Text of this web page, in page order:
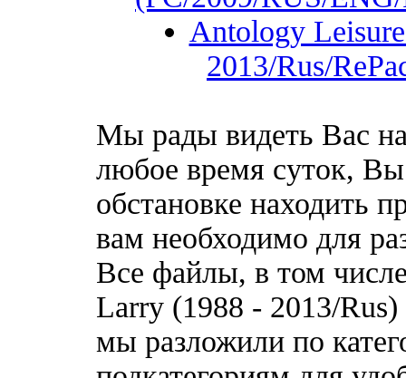
Antology
2013/Rus/
Мы рады видеть Вас
любое время суток,
обстановке находить
вам необходимо для
Все файлы, в том
Larry (1988 - 2013/Rus)
мы разложили по